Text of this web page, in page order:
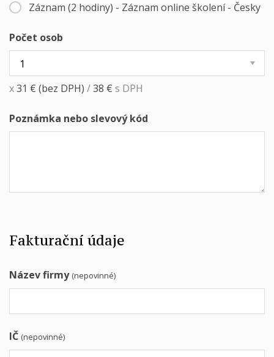
Záznam (2 hodiny) - Záznam online školení - Česky
Počet osob
x31 € (bez DPH) /38 € s DPH
Poznámka nebo slevový kód
Fakturační údaje
Název firmy (nepovinné)
IČ (nepovinné)